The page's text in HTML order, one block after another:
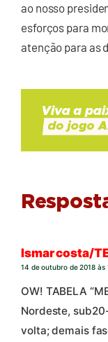
ao nosso
esforços para
atenção para as
Ismar costa/
14 de outubro de 2018 às
OW! TABELA
Nordeste,
volta; demais